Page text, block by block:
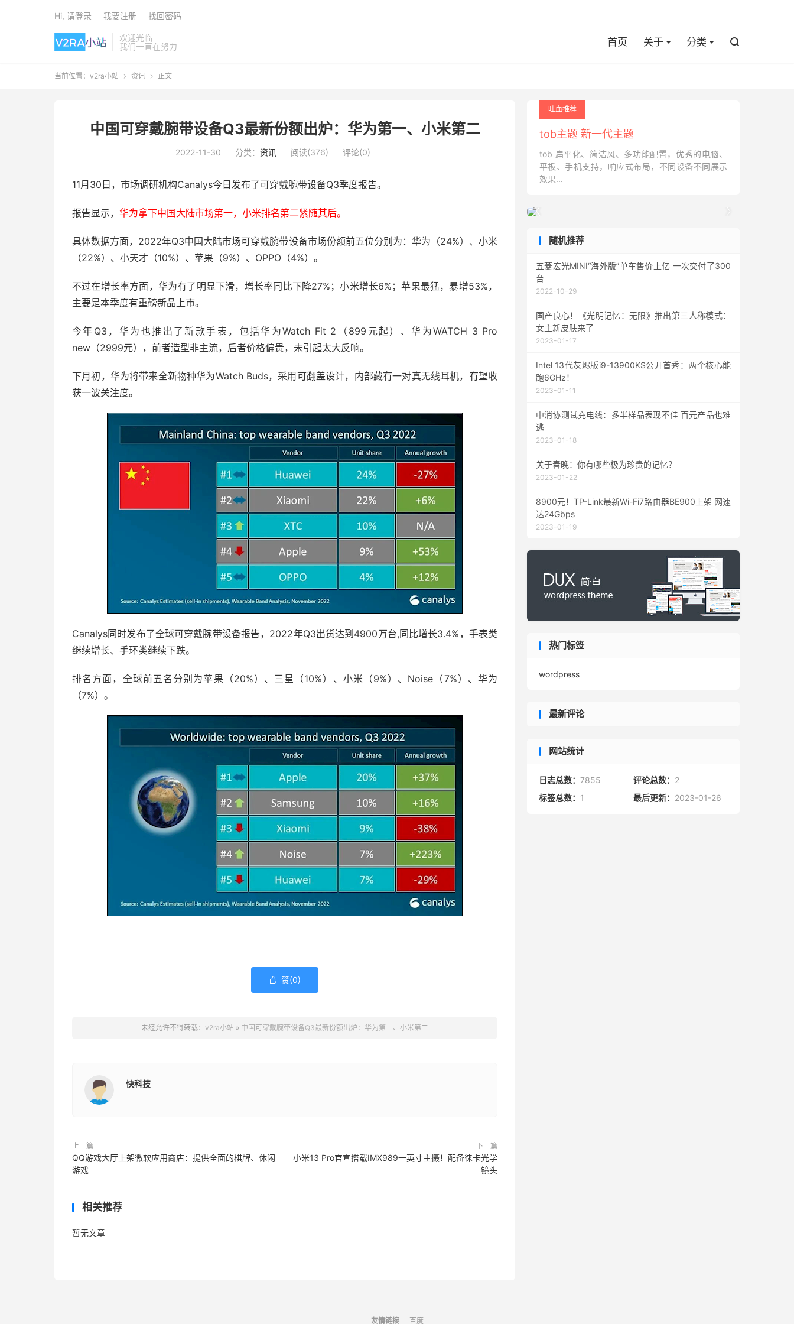
欢迎光临
我们一直在努力
首页 关于 分类 
Hi, 请登录 我要注册 找回密码
当前位置： v2ra小站  资讯  正文
中国可穿戴腕带设备Q3最新份额出炉：华为第一、小米第二
2022-11-30 分类： 资讯 阅读(376) 评论(0)
11月30日，市场调研机构Canalys今日发布了可穿戴腕带设备Q3季度报告。
报告显示， 华为拿下中国大陆市场第一，小米排名第二紧随其后。
具体数据方面，2022年Q3中国大陆市场可穿戴腕带设备市场份额前五位分别为：华为（24%）、小米
（22%）、小天才（10%）、苹果（9%）、OPPO（4%）。
不过在增长率方面，华为有了明显下滑，增长率同比下降27%；小米增长6%；苹果最猛，暴增53%，
主要是本季度有重磅新品上市。
今年Q3，华为也推出了新款手表，包括华为Watch Fit 2（899元起）、华为WATCH 3 Pro
new（2999元），前者造型非主流，后者价格偏贵，未引起太大反响。
下月初，华为将带来全新物种华为Watch Buds，采用可翻盖设计，内部藏有一对真无线耳机，有望收
获一波关注度。
Canalys同时发布了全球可穿戴腕带设备报告，2022年Q3出货达到4900万台,同比增长3.4%，手表类
继续增长、手环类继续下跌。
排名方面，全球前五名分别为苹果（20%）、三星（10%）、小米（9%）、Noise（7%）、华为
（7%）。
 赞(0)
未经允许不得转载： v2ra小站 » 中国可穿戴腕带设备Q3最新份额出炉：华为第一、小米第二
快科技
上一篇
QQ游戏大厅上架微软应用商店：提供全面的棋牌、休闲
游戏
下一篇
小米13 Pro官宣搭载IMX989一英寸主摄！配备徕卡光学
镜头
相关推荐
暂无文章
吐血推荐
tob主题 新一代主题
tob 扁平化、简洁风、多功能配置，优秀的电脑、
平板、手机支持，响应式布局，不同设备不同展示
效果...

随机推荐
五菱宏光MINI“海外版”单车售价上亿 一次交付了300
台
2022-10-29
国产良心！《光明记忆：无限》推出第三人称模式：
女主新皮肤来了
2023-01-17
Intel 13代灰烬版i9-13900KS公开首秀：两个核心能
跑6GHz！
2023-01-11
中消协测试充电线：多半样品表现不佳 百元产品也难
逃
2023-01-18
关于春晚：你有哪些极为珍贵的记忆？
2023-01-22
8900元！TP-Link最新Wi-Fi7路由器BE900上架 网速
达24Gbps
2023-01-19
热门标签
wordpress
最新评论
网站统计
日志总数： 7855 评论总数： 2
标签总数： 1 最后更新： 2023-01-26
友情链接 百度